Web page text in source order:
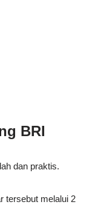
BRI
dan praktis.
tersebut melalui 2